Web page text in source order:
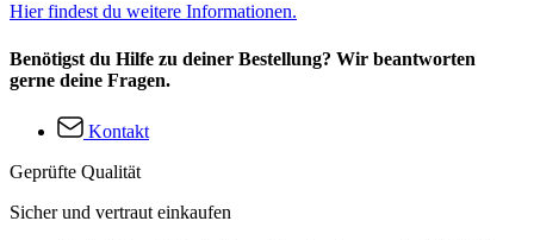
Hier findest du weitere Informationen.
Benötigst du Hilfe zu deiner Bestellung? Wir beantworten
gerne deine Fragen.
Kontakt
Geprüfte Qualität
Sicher und vertraut einkaufen